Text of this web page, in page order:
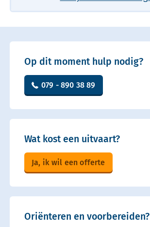
Op dit moment hulp nodig?
079 - 890 38 89
Wat kost een uitvaart?
Ja, ik wil een offerte
Oriënteren en voorbereiden?